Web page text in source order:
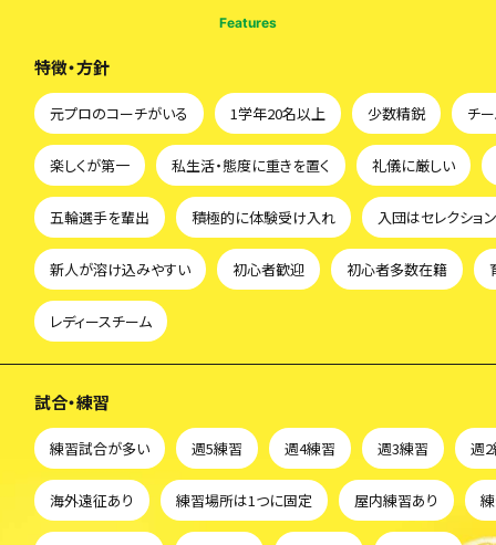
Features
特徴・方針
元プロのコーチがいる 1学年20名以上 少数精鋭 チ
楽しくが第一 私生活・態度に重きを置く 礼儀に厳しい
五輪選手を輩出 積極的に体験受け入れ 入団はセレクショ
新人が溶け込みやすい 初心者歓迎 初心者多数在籍
レディースチーム
試合・練習
練習試合が多い 週5練習 週4練習 週3練習 週
海外遠征あり 練習場所は1つに固定 屋内練習あり